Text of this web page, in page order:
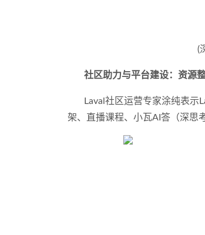
(
社区助力与平台建设：资源
Laval社区运营专家涂纯表
架、直播课程、小瓦AI答（深思